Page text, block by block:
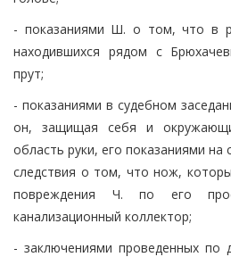
- показаниями Ш. о том, что в
находившихся рядом с
прут;
- показаниями в судебном
он, защищая себя и
область руки, его показаниями на
следствия о том, что нож,
повреждения Ч. по его
канализационный коллектор;
- заключениями проведенных по